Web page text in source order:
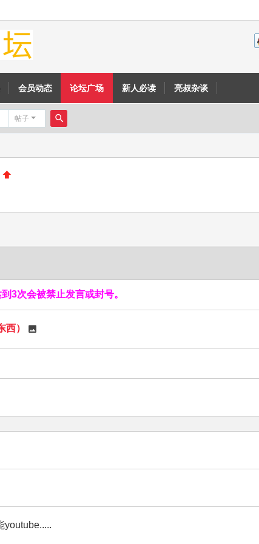
会员动态 论坛广场 新人必读 亮叔杂谈
帖子
搜
3次会被禁止发言或封号。
）
youtube.....